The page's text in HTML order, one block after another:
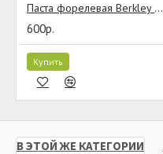
Паста форелевая Berkley PowerBait Extra Scent Sherbet/Gltr Cheese
600р.
Купить
В ЭТОЙ ЖЕ КАТЕГОРИИ